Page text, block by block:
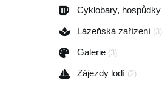
Cyklobary, hospůdky
Lázeňská zařízení (3)
Galerie (3)
Zájezdy lodí (2)